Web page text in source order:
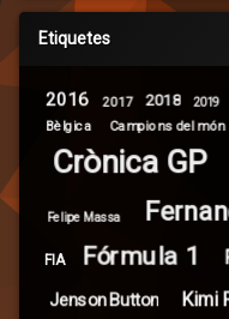
Etiquetes
2016 2017 2018 2019
Bèlgica
Campions del món
Crònica GP
Felipe Massa
FIA Fórmula 1
Jenson Button Kimi